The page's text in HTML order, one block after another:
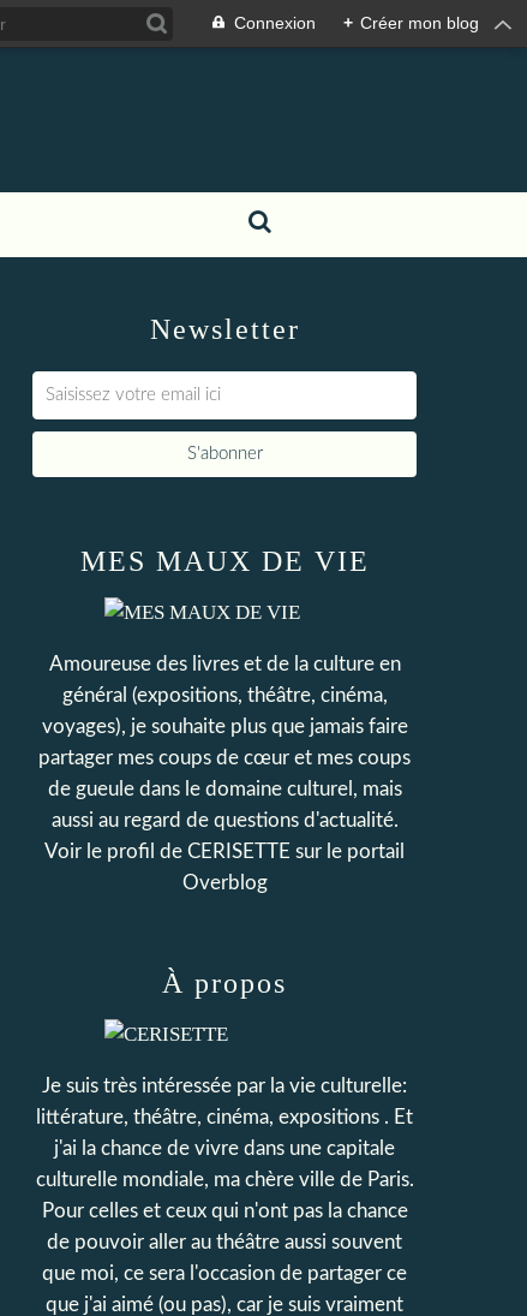
Connexion + Créer mon blog
Newsletter
MES MAUX DE VIE
Amoureuse des livres et de la culture en
général (expositions, théâtre, cinéma,
voyages), je souhaite plus que jamais faire
partager mes coups de cœur et mes coups
de gueule dans le domaine culturel, mais
aussi au regard de questions d'actualité.
Voir le profil de CERISETTE sur le portail
Overblog
À propos
Je suis très intéressée par la vie culturelle:
littérature, théâtre, cinéma, expositions . Et
j'ai la chance de vivre dans une capitale
culturelle mondiale, ma chère ville de Paris.
Pour celles et ceux qui n'ont pas la chance
de pouvoir aller au théâtre aussi souvent
que moi, ce sera l'occasion de partager ce
que j'ai aimé (ou pas), car je suis vraiment